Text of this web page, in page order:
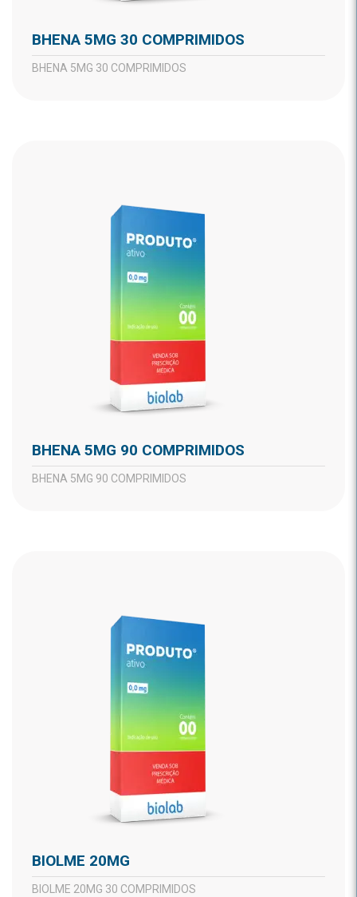
BHENA 5MG 30 COMPRIMIDOS
BHENA 5MG 30 COMPRIMIDOS
BHENA 5MG 90 COMPRIMIDOS
BHENA 5MG 90 COMPRIMIDOS
BIOLME 20MG
BIOLME 20MG 30 COMPRIMIDOS